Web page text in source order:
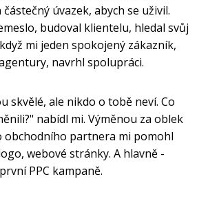
úvazek, abych se uživil.
budoval klientelu, hledal svůj
mi jeden spokojený zákazník,
navrhl spolupráci.
skvělé, ale nikdo o tobě neví. Co
nabídl mi. Výměnou za oblek
obchodního partnera mi pomohl
webové stránky. A hlavně -
PPC kampaně.